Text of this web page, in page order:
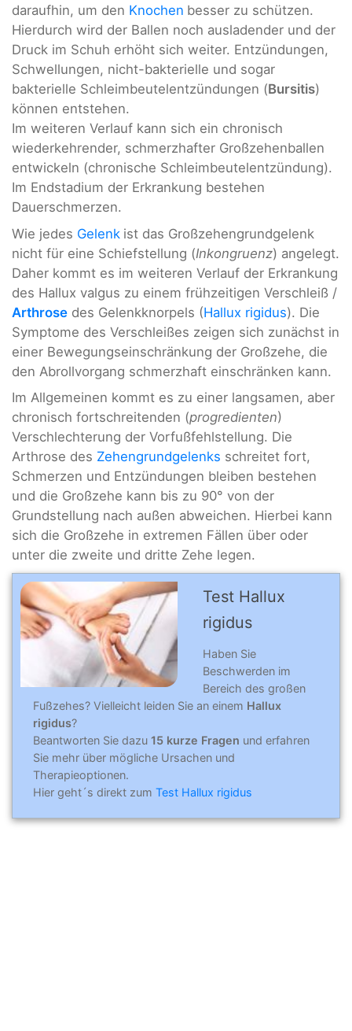
daraufhin, um den Knochen besser zu schützen.
Hierdurch wird der Ballen noch ausladender und der
Druck im Schuh erhöht sich weiter. Entzündungen,
Schwellungen, nicht-bakterielle und sogar
bakterielle Schleimbeutelentzündungen (Bursitis)
können entstehen.
Im weiteren Verlauf kann sich ein chronisch
wiederkehrender, schmerzhafter Großzehenballen
entwickeln (chronische Schleimbeutelentzündung).
Im Endstadium der Erkrankung bestehen
Dauerschmerzen.
Wie jedes Gelenk ist das Großzehengrundgelenk
nicht für eine Schiefstellung (Inkongruenz) angelegt.
Daher kommt es im weiteren Verlauf der Erkrankung
des Hallux valgus zu einem frühzeitigen Verschleiß /
Arthrose des Gelenkknorpels (Hallux rigidus). Die
Symptome des Verschleißes zeigen sich zunächst in
einer Bewegungseinschränkung der Großzehe, die
den Abrollvorgang schmerzhaft einschränken kann.
Im Allgemeinen kommt es zu einer langsamen, aber
chronisch fortschreitenden (progredienten)
Verschlechterung der Vorfußfehlstellung. Die
Arthrose des Zehengrundgelenks schreitet fort,
Schmerzen und Entzündungen bleiben bestehen
und die Großzehe kann bis zu 90° von der
Grundstellung nach außen abweichen. Hierbei kann
sich die Großzehe in extremen Fällen über oder
unter die zweite und dritte Zehe legen.
Test Hallux
rigidus
Haben Sie
Beschwerden im
Bereich des großen
Fußzehes? Vielleicht leiden Sie an einem Hallux
rigidus?
Beantworten Sie dazu 15 kurze Fragen und erfahren
Sie mehr über mögliche Ursachen und
Therapieoptionen.
Hier geht´s direkt zum Test Hallux rigidus